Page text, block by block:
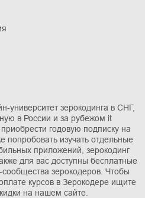
университет зерокодинга в СНГ,
в России и за рубежом it
годовую подписку на
попробовать изучать отдельные
приложений, зерокодинг
для вас доступны бесплатные
зерокодеров. Чтобы
курсов в Зерокодере ищите
на нашем сайте.